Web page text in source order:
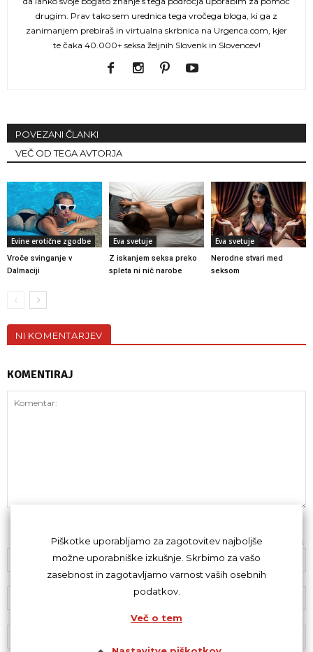
drugim. Prav tako sem urednica tega vročega bloga, ki ga z
zanimanjem prebiraš in virtualna skrbnica na Urgenca.com, kjer
te čaka 40.000+ seksa željnih Slovenk in Slovencev!
POVEZANI ČLANKI
VEČ OD TEGA AVTORJA
Evine erotične zgodbe
Vroče svinganje v
Dalmaciji
Eva svetuje
Z iskanjem seksa preko
spleta ni nič narobe
Eva svetuje
Nerodne stvari med
seksom
NI KOMENTARJEV
KOMENTIRAJ
Z oddajo komentarja se strinjaš skodeksom komentiranja
Piškotke uporabljamo za zagotovitev najboljše
možne uporabniške izkušnje. Skrbimo za vašo
zasebnost in zagotavljamo varnost vaših osebnih
podatkov.
Več o tem